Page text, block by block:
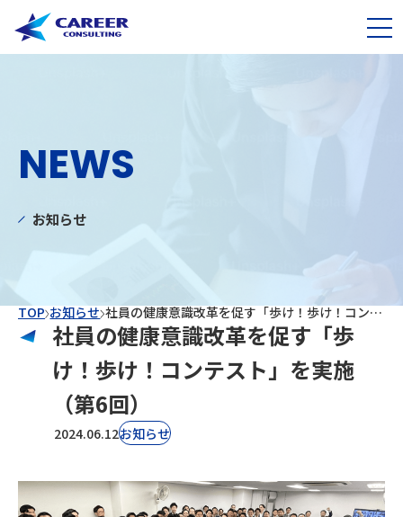
NEWS
お知らせ
TOP お知らせ 社員の健康意識改革を促す「歩け！歩け！コンテスト」を実施（第6回）
社員の健康意識改革を促す「歩
け！歩け！コンテスト」を実施
（第6回）
2024.06.12お知らせ